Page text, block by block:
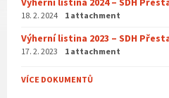
18. 2. 2024 1 attachment
Výherní listina 2023 – SDH
17. 2. 2023 1 attachment
VÍCE DOKUMENTŮ